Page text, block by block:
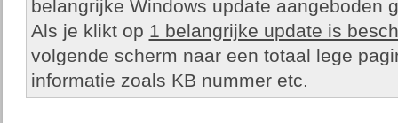
belangrijke Windows update aangeboden
Als je klikt op 1 belangrijke update is
volgende scherm naar een totaal lege
informatie zoals KB nummer etc.